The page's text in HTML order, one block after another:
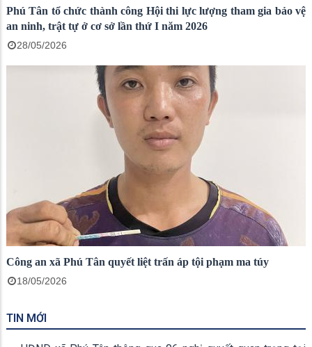
Phú Tân tổ chức thành công Hội thi lực lượng tham gia bảo vệ
an ninh, trật tự ở cơ sở lần thứ I năm 2026
28/05/2026
Công an xã Phú Tân quyết liệt trấn áp tội phạm ma túy
18/05/2026
TIN MỚI